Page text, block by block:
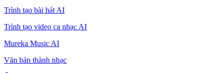
Trình tạo bài hát AI
Trình tạo video ca nhạc AI
Mureka Music AI
Văn bản thành nhạc